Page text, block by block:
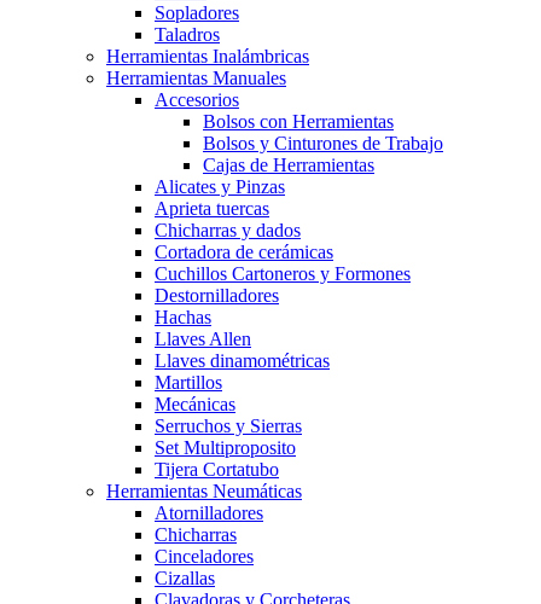
Sopladores
Taladros
Herramientas Inalámbricas
Herramientas Manuales
Accesorios
Bolsos con Herramientas
Bolsos y Cinturones de Trabajo
Cajas de Herramientas
Alicates y Pinzas
Aprieta tuercas
Chicharras y dados
Cortadora de cerámicas
Cuchillos Cartoneros y Formones
Destornilladores
Hachas
Llaves Allen
Llaves dinamométricas
Martillos
Mecánicas
Serruchos y Sierras
Set Multiproposito
Tijera Cortatubo
Herramientas Neumáticas
Atornilladores
Chicharras
Cinceladores
Cizallas
Clavadoras y Corcheteras